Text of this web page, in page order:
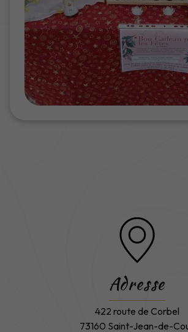
Adresse
422 route de Corbel
73160 Saint-Jean-de-